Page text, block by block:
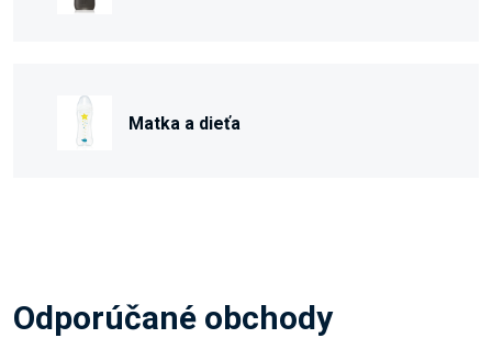
Matka a dieťa
Odporúčané obchody